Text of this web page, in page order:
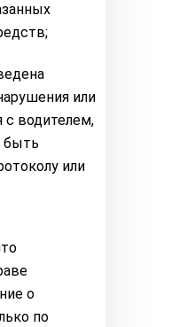
или
с водителем,
быть
или
о
по